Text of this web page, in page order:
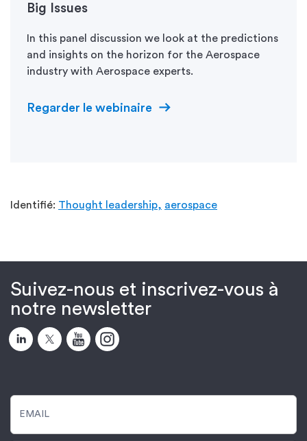
Big Issues
In this panel discussion we look at the predictions
and insights on the horizon for the Aerospace
industry with Aerospace experts.
Regarder le webinaire
Identifié: Thought leadership, aerospace
Suivez-nous et inscrivez-vous à
notre newsletter